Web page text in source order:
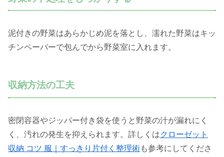
泥付きの野菜はあらかじめ泥を落とし、濡れた野菜はキッ
チンペーパーで包んでから野菜室に入れます。
収納方法の工夫
密閉容器やジッパー付き袋を使うと野菜の汁が漏れにく
く、汚れの発生を抑えられます。詳しくはクローゼット
収納 コツ 服｜すっきり片付く整理術も参考にしてくださ